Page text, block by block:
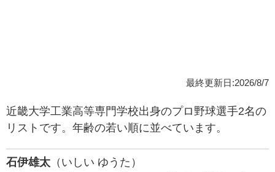
最終更新日:2026/8/7
近畿大学工業高等専門学校出身のプロ野球選手2名の
リストです。年齢の若い順に並べています。
石伊雄太 （いしい ゆうた）